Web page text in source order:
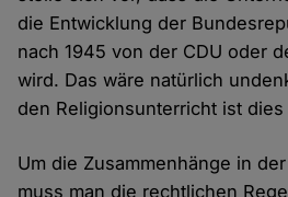
die Entwicklung der
nach 1945 von der CDU oder
wird. Das wäre natürlich
den Religionsunterricht ist
Um die Zusammenhänge in
muss man die rechtlichen